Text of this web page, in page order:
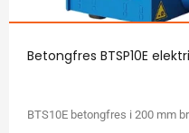
Betongfres BTSP10E
BTS10E betongfres i 200 mm